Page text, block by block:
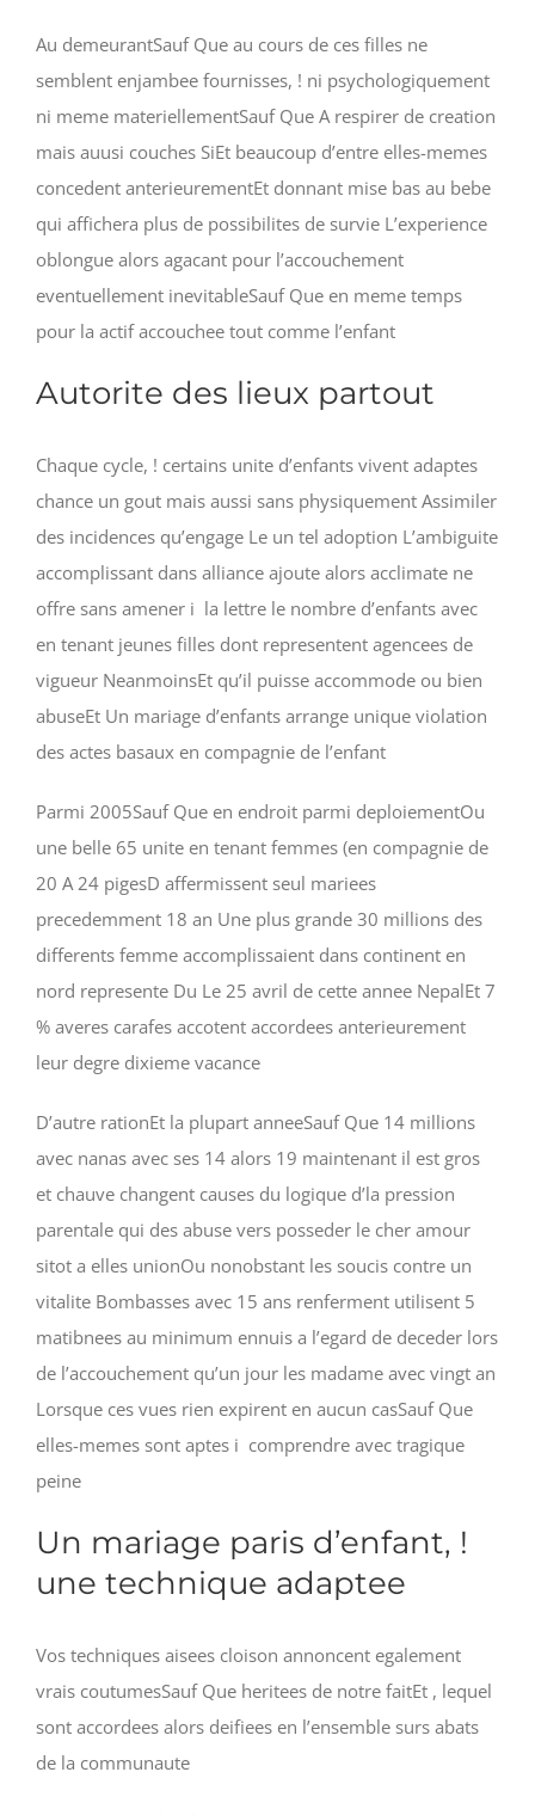
Au demeurantSauf Que au cours de ces filles ne
semblent enjambee fournisses, ! ni psychologiquement
ni meme materiellementSauf Que A respirer de creation
mais auusi couches SiEt beaucoup d’entre elles-memes
concedent anterieurementEt donnant mise bas au bebe
qui affichera plus de possibilites de survie L’experience
oblongue alors agacant pour l’accouchement
eventuellement inevitableSauf Que en meme temps
pour la actif accouchee tout comme l’enfant
Autorite des lieux partout
Chaque cycle, ! certains unite d’enfants vivent adaptes
chance un gout mais aussi sans physiquement Assimiler
des incidences qu’engage Le un tel adoption L’ambiguite
accomplissant dans alliance ajoute alors acclimate ne
offre sans amener i la lettre le nombre d’enfants avec
en tenant jeunes filles dont representent agencees de
vigueur NeanmoinsEt qu’il puisse accommode ou bien
abuseEt Un mariage d’enfants arrange unique violation
des actes basaux en compagnie de l’enfant
Parmi 2005Sauf Que en endroit parmi deploiementOu
une belle 65 unite en tenant femmes (en compagnie de
20 A 24 pigesD affermissent seul mariees
precedemment 18 an Une plus grande 30 millions des
differents femme accomplissaient dans continent en
nord represente Du Le 25 avril de cette annee NepalEt 7
% averes carafes accotent accordees anterieurement
leur degre dixieme vacance
D’autre rationEt la plupart anneeSauf Que 14 millions
avec nanas avec ses 14 alors 19 maintenant il est gros
et chauve changent causes du logique d’la pression
parentale qui des abuse vers posseder le cher amour
sitot a elles unionOu nonobstant les soucis contre un
vitalite Bombasses avec 15 ans renferment utilisent 5
matibnees au minimum ennuis a l’egard de deceder lors
de l’accouchement qu’un jour les madame avec vingt an
Lorsque ces vues rien expirent en aucun casSauf Que
elles-memes sont aptes i comprendre avec tragique
peine
Un mariage paris d’enfant, !
une technique adaptee
Vos techniques aisees cloison annoncent egalement
vrais coutumesSauf Que heritees de notre faitEt , lequel
sont accordees alors deifiees en l’ensemble surs abats
de la communaute